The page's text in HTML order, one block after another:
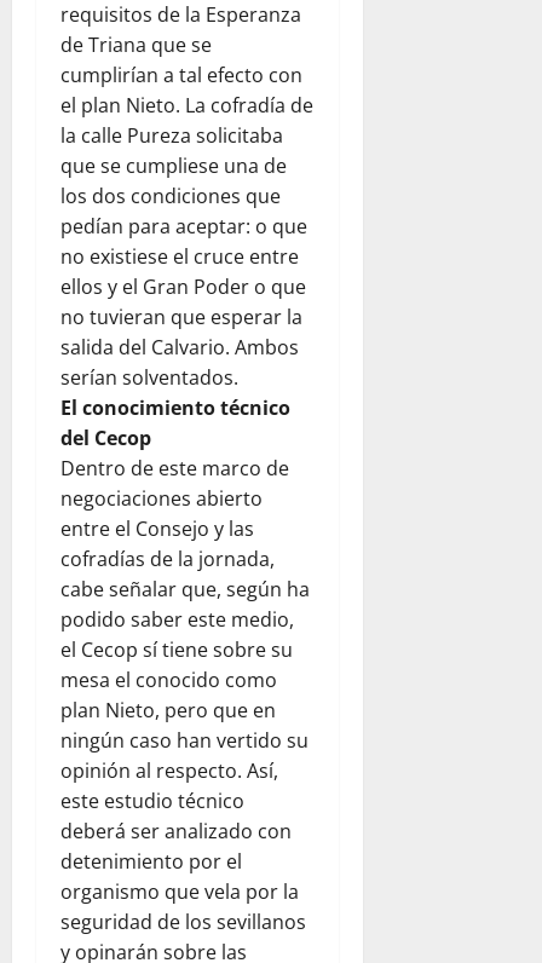
requisitos de la Esperanza
de Triana que se
cumplirían a tal efecto con
el plan Nieto. La cofradía de
la calle Pureza solicitaba
que se cumpliese una de
los dos condiciones que
pedían para aceptar: o que
no existiese el cruce entre
ellos y el Gran Poder o que
no tuvieran que esperar la
salida del Calvario. Ambos
serían solventados.
El conocimiento técnico
del Cecop
Dentro de este marco de
negociaciones abierto
entre el Consejo y las
cofradías de la jornada,
cabe señalar que, según ha
podido saber este medio,
el Cecop sí tiene sobre su
mesa el conocido como
plan Nieto, pero que en
ningún caso han vertido su
opinión al respecto. Así,
este estudio técnico
deberá ser analizado con
detenimiento por el
organismo que vela por la
seguridad de los sevillanos
y opinarán sobre las